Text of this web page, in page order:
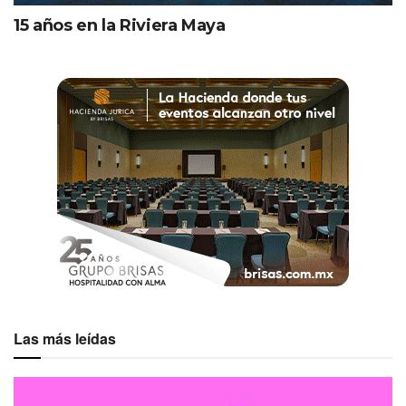
centro de Miami, es el lugar perfecto para disfrutar de
un buen coctel, bocadillos ligeros y una gran charla
Altitude Pool & Lounge. Es un oasis urbano, ubicado
en la terraza de la piscina, que también regala una
hermosa vista al centro de la ciudad. Su menú incluye
snacks, ensaladas, sándwiches, pastas, pizzas
cerveza, vino y mixología.
Oferta culinaria de SLS Brickell Hotel
Cabe destacar que SLS Brickell Hotel también ofrece
15 años en la Riviera Maya
Las más leídas